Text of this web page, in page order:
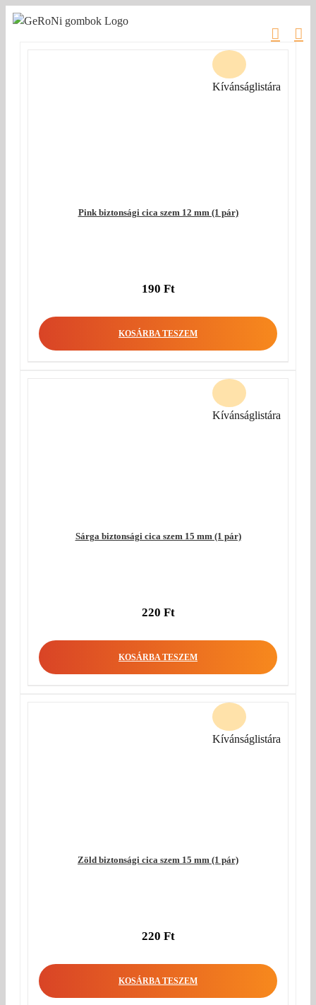
Kihagyás
Pink biztonsági cica szem 12 mm (1 pár)
190 Ft
KOSÁRBA TESZEM
Kívánságlistára
Sárga biztonsági cica szem 15 mm (1 pár)
220 Ft
KOSÁRBA TESZEM
Kívánságlistára
Zöld biztonsági cica szem 15 mm (1 pár)
220 Ft
KOSÁRBA TESZEM
Kívánságlistára